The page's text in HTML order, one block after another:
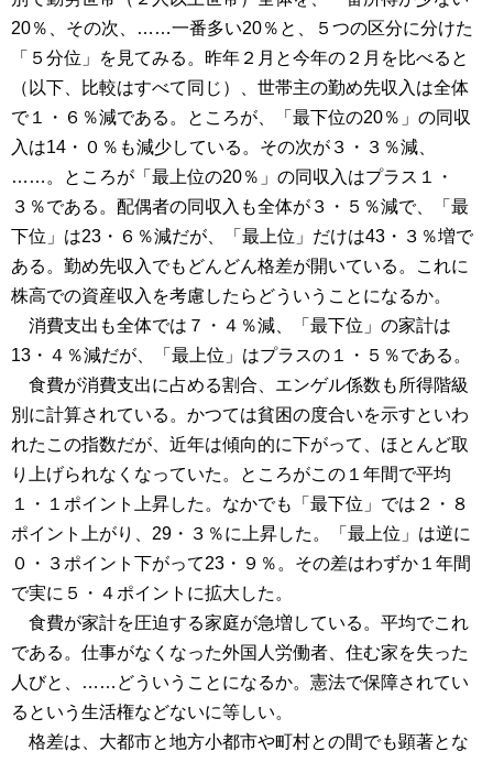
20％、その次、……一番多い20％と、５つの区分に分けた
「５分位」を見てみる。昨年２月と今年の２月を比べると
（以下、比較はすべて同じ）、世帯主の勤め先収入は全体
で１・６％減である。ところが、「最下位の20％」の同収
入は14・０％も減少している。その次が３・３％減、
……。ところが「最上位の20％」の同収入はプラス１・
３％である。配偶者の同収入も全体が３・５％減で、「最
下位」は23・６％減だが、「最上位」だけは43・３％増で
ある。勤め先収入でもどんどん格差が開いている。これに
株高での資産収入を考慮したらどういうことになるか。
消費支出も全体では７・４％減、「最下位」の家計は
13・４％減だが、「最上位」はプラスの１・５％である。
食費が消費支出に占める割合、エンゲル係数も所得階級
別に計算されている。かつては貧困の度合いを示すといわ
れたこの指数だが、近年は傾向的に下がって、ほとんど取
り上げられなくなっていた。ところがこの１年間で平均
１・１ポイント上昇した。なかでも「最下位」では２・８
ポイント上がり、29・３％に上昇した。「最上位」は逆に
０・３ポイント下がって23・９％。その差はわずか１年間
で実に５・４ポイントに拡大した。
食費が家計を圧迫する家庭が急増している。平均でこれ
である。仕事がなくなった外国人労働者、住む家を失った
人びと、……どういうことになるか。憲法で保障されてい
るという生活権などないに等しい。
格差は、大都市と地方小都市や町村との間でも顕著とな